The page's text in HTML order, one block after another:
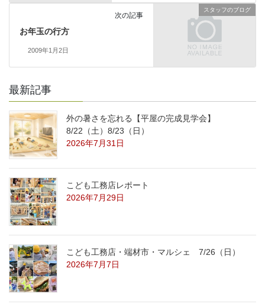
スタッフのブログ
次の記事
お年玉の行方
2009年1月2日
最新記事
外の暑さを忘れる【平屋の完成見学会】
8/22（土）8/23（日）
2026年7月31日
こども工務店レポート
2026年7月29日
こども工務店・端材市・マルシェ 7/26（日）
2026年7月7日